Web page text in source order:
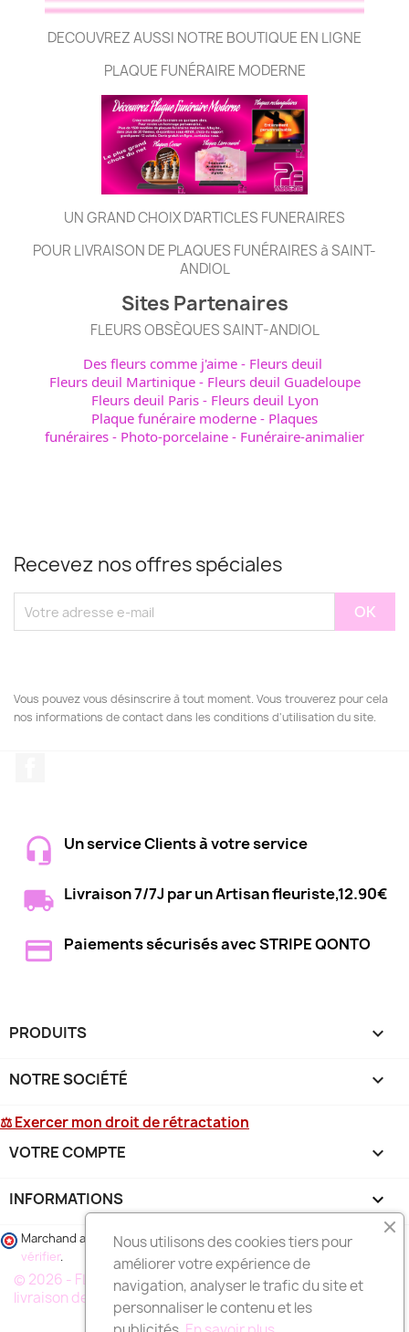
DECOUVREZ AUSSI NOTRE BOUTIQUE EN LIGNE
PLAQUE FUNÉRAIRE MODERNE
UN GRAND CHOIX D'ARTICLES FUNERAIRES
POUR LIVRAISON DE PLAQUES FUNÉRAIRES à SAINT-
ANDIOL
Sites Partenaires
FLEURS OBSÈQUES SAINT-ANDIOL
Des fleurs comme j'aime - Fleurs deuil
Fleurs deuil Martinique- Fleurs deuil Guadeloupe
Fleurs deuil Paris- Fleurs deuil Lyon
Plaque funéraire moderne - Plaques
funéraires - Photo-porcelaine - Funéraire-animalier
Recevez nos offres spéciales
Vous pouvez vous désinscrire à tout moment. Vous trouverez pour cela
nos informations de contact dans les conditions d'utilisation du site.
Un service Clients à votre service
Livraison 7/7J par un Artisan fleuriste,12.90€
Paiements sécurisés avec STRIPE QONTO
PRODUITS 
NOTRE SOCIÉTÉ 
⚖ Exercer mon droit de rétractation
VOTRE COMPTE 
INFORMATIONS keyboard_arrow_down
Marchand approuvé par la Société des Avis Garantis,cliquez ici pour
vérifier.
© 2026 - FLEURS DEUIL MARSEILLE, votre spécialiste de la
livraison de fleurs à MARSEILLE et région
Nous utilisons des cookies tiers pour
améliorer votre expérience de
navigation, analyser le trafic du site et
personnaliser le contenu et les